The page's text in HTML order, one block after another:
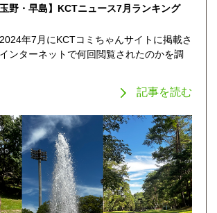
玉野・早島】KCTニュース7月ランキング
年7月にKCTコミちゃんサイトに掲載さ
ンターネットで何回閲覧されたのかを調
記事を読む